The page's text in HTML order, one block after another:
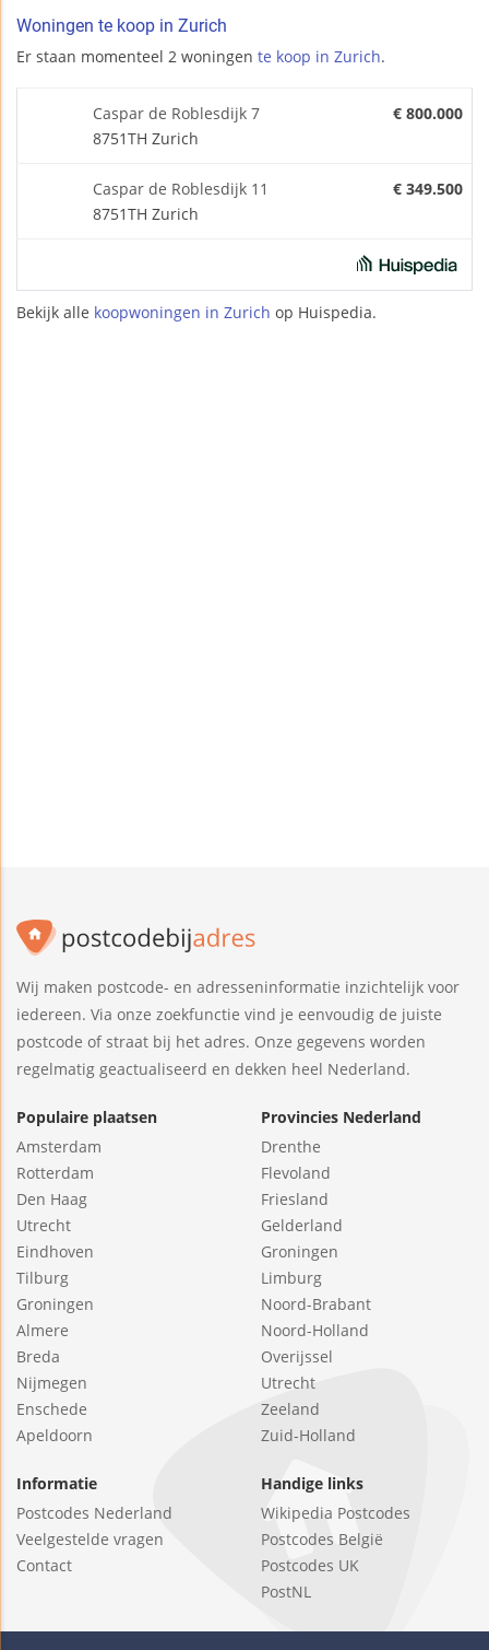
Woningen te koop in Zurich
Er staan momenteel 2 woningen te koop in Zurich.
Caspar de Roblesdijk 7
8751TH Zurich
€ 800.000
Caspar de Roblesdijk 11
8751TH Zurich
€ 349.500
Bekijk alle koopwoningen in Zurich op Huispedia.
Wij maken postcode- en adresseninformatie inzichtelijk voor
iedereen. Via onze zoekfunctie vind je eenvoudig de juiste
postcode of straat bij het adres. Onze gegevens worden
regelmatig geactualiseerd en dekken heel Nederland.
Populaire plaatsen
Amsterdam
Rotterdam
Den Haag
Utrecht
Eindhoven
Tilburg
Groningen
Almere
Breda
Nijmegen
Enschede
Apeldoorn
Provincies Nederland
Drenthe
Flevoland
Friesland
Gelderland
Groningen
Limburg
Noord-Brabant
Noord-Holland
Overijssel
Utrecht
Zeeland
Zuid-Holland
Informatie
Postcodes Nederland
Veelgestelde vragen
Contact
Handige links
Wikipedia Postcodes
Postcodes België
Postcodes UK
PostNL